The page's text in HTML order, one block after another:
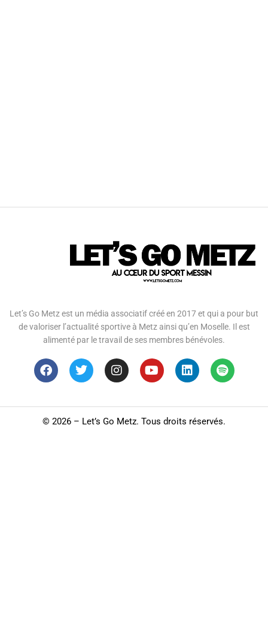
Let’s Go Metz est un média associatif créé en 2017 et qui a pour but
de valoriser l’actualité sportive à Metz ainsi qu’en Moselle. Il est
alimenté par le travail de ses membres bénévoles.
© 2026 – Let’s Go Metz. Tous droits réservés.